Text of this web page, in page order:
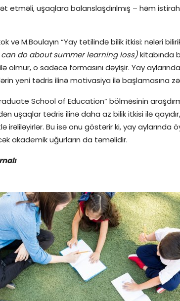
etməli, uşaqlara balanslaşdırılmış – həm
və M.Boulayın “Yay tətilində bilik itkisi: nələri
do about summer learning loss)kitabında
olmur, o sadəcə formasını dəyişir. Yay
yeni tədris ilinə motivasiya ilə başlamasına
School of Education” bölməsinin
uşaqlar tədris ilinə daha az bilik itkisi ilə
irəliləyirlər. Bu isə onu göstərir ki, yay aylarında
akademik uğurların da təməlidir.